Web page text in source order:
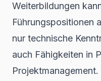
Weiterbildungen
Führungspositionen
nur technische
auch Fähigkeiten in
Projektmanagement.